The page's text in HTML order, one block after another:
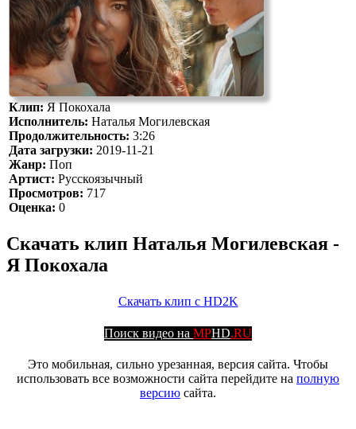
Клип:Я Покохала
Исполнитель: Наталья Могилевская
Продолжительность: 3:26
Дата загрузки: 2019-11-21
Жанр: Поп
Артист: Русскоязычный
Просмотров: 717
Оценка: 0
Скачать клип Наталья Могилевская -
Я Покохала
Скачать клип с HD2K
Поиск видео на MPHD.RU
Это мобильная, сильно урезанная, версия сайта. Чтобы
использовать все возможности сайта перейдите на полную
версию сайта.